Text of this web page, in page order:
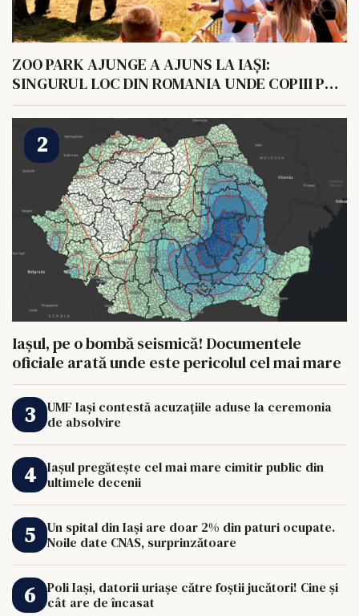
ZOO PARK AJUNGE A AJUNS LA IAȘI:
SINGURUL LOC DIN ROMANIA UNDE COPIII POT
HRANI UN ELEFANT
Iașul, pe o bombă seismică! Documentele
oficiale arată unde este pericolul cel mai mare
UMF Iași contestă acuzațiile aduse la ceremonia
de absolvire
Iașul pregătește cel mai mare cimitir public din
ultimele decenii
Un spital din Iași are doar 2% din paturi ocupate.
Noile date CNAS, surprinzătoare
Poli Iași, datorii uriașe către foștii jucători! Cine și
cât are de încasat